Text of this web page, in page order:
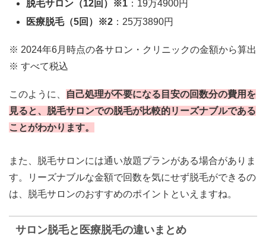
脱毛サロン（12回）※1 ： 19万4900円
医療脱毛（5回）※2 ： 25万3890円
※ 2024年6月時点の各サロン・クリニックの金額から算出
※ すべて税込
このように、
自己処理が不要になる目安の回数分の費用を
見ると、 脱毛サロンでの脱毛が比較的リーズナブルである
ことがわかります。
また、脱毛サロンには通い放題プランがある場合がありま
す。
リーズナブルな金額で回数を気にせず脱毛ができるの
は、脱毛サロンのおすすめのポイントといえますね。
サロン脱毛と医療脱毛の違いまとめ